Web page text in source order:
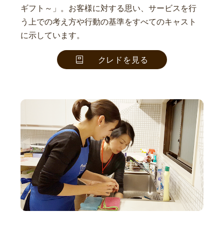
ギフト～」。お客様に対する思い、サービスを行
う上での考え方や行動の基準をすべてのキャスト
に示しています。
クレドを見る